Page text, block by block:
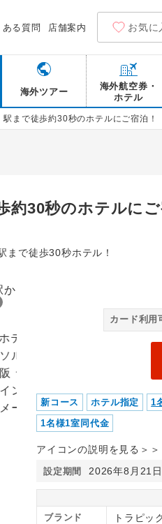
ある質問 店舗案内 お気に
海外ツアー
海外航空券・
ホテル
駅まで徒歩約30秒のホテルにご宿泊
約30秒のホテルに
まで徒歩30秒ホテル！
カード利用
新コース ホテル指定 1
1名様1室同代金
アイコンの説明を見る＞＞
設定期間 2026年8月21
ブランド トラピッ